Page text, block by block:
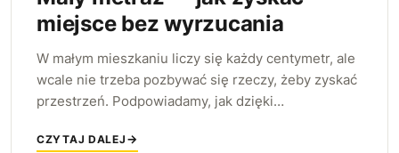
miejsce bez wyrzucania
W małym mieszkaniu liczy się każdy centymetr, ale
wcale nie trzeba pozbywać się rzeczy, żeby zyskać
przestrzeń. Podpowiadamy, jak dzięki
wykorzystaniu pionu odzyskać miejsce.
CZYTAJ DALEJ